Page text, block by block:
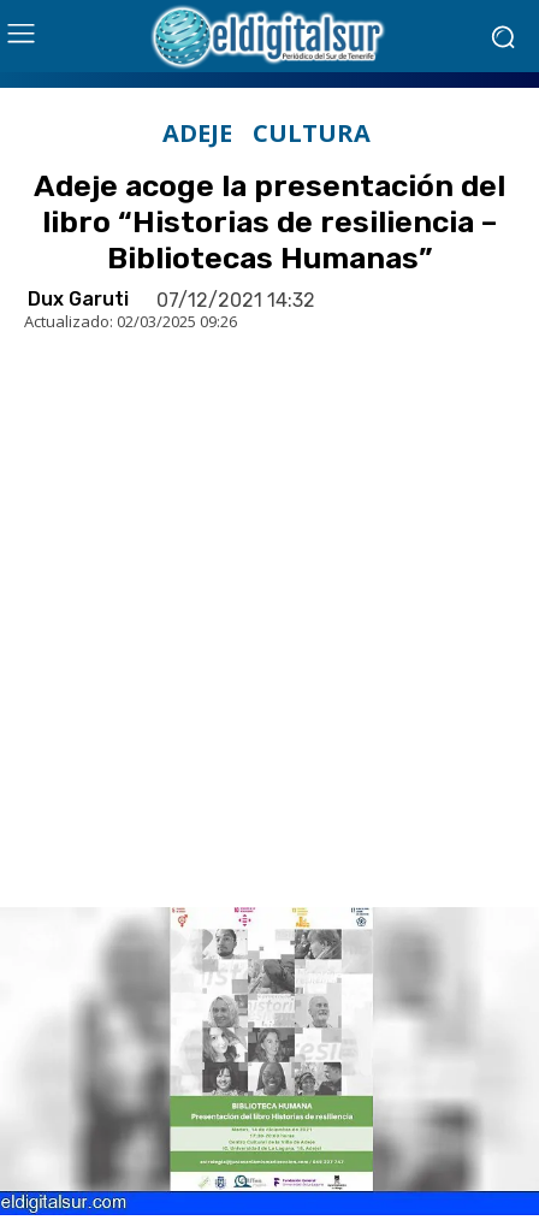
ADEJE CULTURA
Adeje acoge la presentación del
libro “Historias de resiliencia –
Bibliotecas Humanas”
Dux Garuti 07/12/2021 14:32
Actualizado: 02/03/2025 09:26